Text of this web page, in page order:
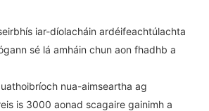
iar-díolacháin ardéifeachtúlachta
sé lá amháin chun aon fhadhb a
nua-aimseartha ag
is 3000 aonad scagaire gainimh a